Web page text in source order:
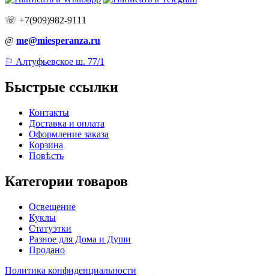
☏ +7(909)982-9111
@ me@miesperanza.ru
⚐ Алтуфьевское ш. 77/1
Быстрые ссылки
Контакты
Доставка и оплата
Оформление заказа
Корзина
Повѣсть
Категории товаров
Освещение
Куклы
Статуэтки
Разное для Дома и Души
Продано
Политика конфиденциальности